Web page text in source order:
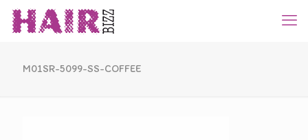
M01SR-5099-SS-COFFEE